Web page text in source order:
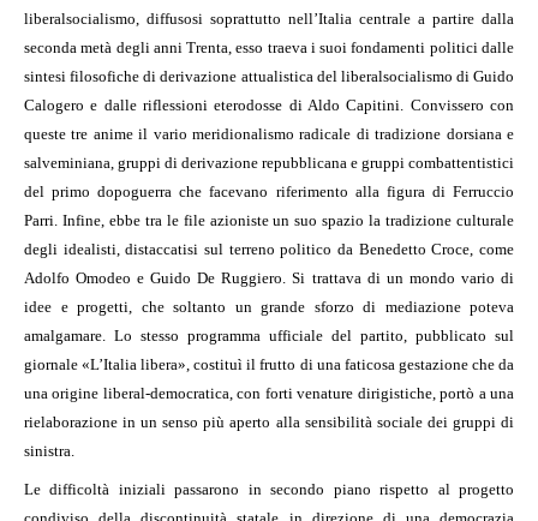
liberalsocialismo, diffusosi soprattutto nell’Italia centrale a partire dalla
seconda metà degli anni Trenta, esso traeva i suoi fondamenti politici dalle
sintesi filosofiche di derivazione attualistica del liberalsocialismo di Guido
Calogero e dalle riflessioni eterodosse di Aldo Capitini. Convissero con
queste tre anime il vario meridionalismo radicale di tradizione dorsiana e
salveminiana, gruppi di derivazione repubblicana e gruppi combattentistici
del primo dopoguerra che facevano riferimento alla figura di Ferruccio
Parri. Infine, ebbe tra le file azioniste un suo spazio la tradizione culturale
degli idealisti, distaccatisi sul terreno politico da Benedetto Croce, come
Adolfo Omodeo e Guido De Ruggiero. Si trattava di un mondo vario di
idee e progetti, che soltanto un grande sforzo di mediazione poteva
amalgamare. Lo stesso programma ufficiale del partito, pubblicato sul
giornale «L’Italia libera», costituì il frutto di una faticosa gestazione che da
una origine liberal-democratica, con forti venature dirigistiche, portò a una
rielaborazione in un senso più aperto alla sensibilità sociale dei gruppi di
sinistra.
Le difficoltà iniziali passarono in secondo piano rispetto al progetto